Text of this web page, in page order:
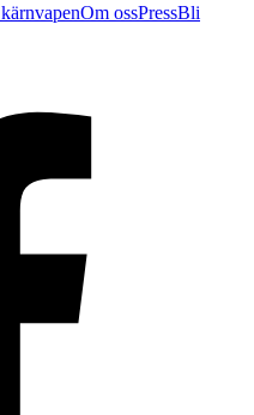
Om ossPressBli